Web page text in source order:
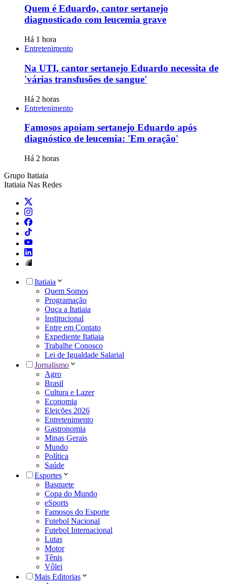
Quem é Eduardo, cantor sertanejo
diagnosticado com leucemia grave
Há 1 hora
Entretenimento
Na UTI, cantor sertanejo Eduardo necessita de
'várias transfusões de sangue'
Há 2 horas
Entretenimento
Famosos apoiam sertanejo Eduardo após
diagnóstico de leucemia: 'Em oração'
Há 2 horas
Grupo Itatiaia
Itatiaia Nas Redes
Itatiaia
Quem Somos
Programação
Ouça a Itatiaia
Institucional
Entre em Contato
Expediente Itatiaia
Trabalhe Conosco
Lei de Igualdade Salarial
Jornalismo
Agro
Brasil
Cultura e Lazer
Economia
Eleições 2026
Entretenimento
Gastronomia
Minas Gerais
Mundo
Política
Saúde
Esportes
Basquete
Copa do Mundo
eSports
Famosos do Esporte
Futebol Nacional
Futebol Internacional
Lutas
Motor
Tênis
Vôlei
Mais Editorias